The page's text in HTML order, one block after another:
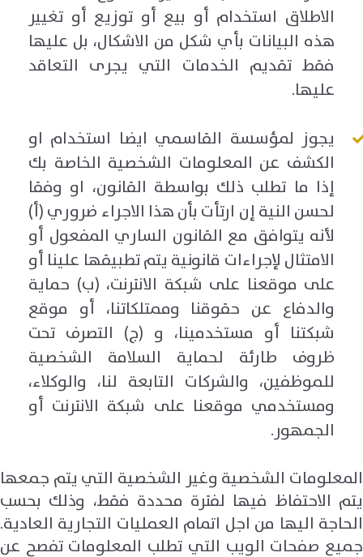
الاطلاق استخدام أو بيع أو توزيع أو تغيير
هذه البيانات بأي شكل من الاشكال، بل عليها
فقط تقديم الخدمات التي يجرى التعاقد
عليها.
يجوز لمؤسسة القاسمي ايضا استخدام او
الكشف عن المعلومات الشخصية الخاصة بك
إذا ما تطلب ذلك بواسطة القانون، او وفقا
لحسن النية إن ارتأت بأن هذا الاجراء ضروري (أ)
لأنه يتوافق مع القانون الساري المفعول أو
الامتثال لإجراءات قانونية يتم تطبيقها علينا أو
على موقعنا على شبكة الانترنت، (ب) حماية
والدفاع عن حقوقنا وممتلكاتنا، أو موقع
شبكتنا أو مستخدمينا، و (ج) التصرف تحت
ظروف طارئة لحماية السلامة الشخصية
للموظفين، والشركات التابعة لنا، والوكلاء،
ومستخدمي موقعنا على شبكة الانترنت أو
الجمهور.
المعلومات الشخصية وغير الشخصية التي يتم جمعها
يتم الاحتفاظ فيها لفترة محددة فقط، وذلك بحسب
الحاجة اليها من اجل اتمام العمليات التجارية العادية.
جميع صفحات الويب التي تطلب المعلومات تفصح عن